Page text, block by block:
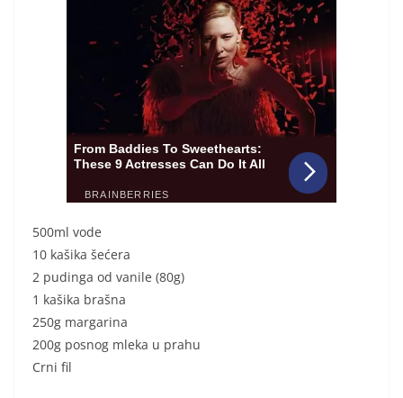
500ml vode
10 kašika šećera
2 pudinga od vanile (80g)
1 kašika brašna
250g margarina
200g posnog mleka u prahu
Crni fil